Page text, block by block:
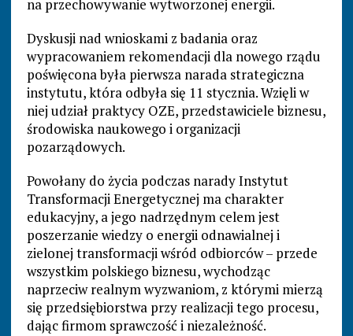
na przechowywanie wytworzonej energii.
Dyskusji nad wnioskami z badania oraz
wypracowaniem rekomendacji dla nowego rządu
poświęcona była pierwsza narada strategiczna
instytutu, która odbyła się 11 stycznia. Wzięli w
niej udział praktycy OZE, przedstawiciele biznesu,
środowiska naukowego i organizacji
pozarządowych.
Powołany do życia podczas narady Instytut
Transformacji Energetycznej ma charakter
edukacyjny, a jego nadrzędnym celem jest
poszerzanie wiedzy o energii odnawialnej i
zielonej transformacji wśród odbiorców – przede
wszystkim polskiego biznesu, wychodząc
naprzeciw realnym wyzwaniom, z którymi mierzą
się przedsiębiorstwa przy realizacji tego procesu,
dając firmom sprawczość i niezależność.